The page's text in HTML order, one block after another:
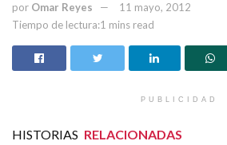
por Omar Reyes
11 mayo, 2012
Tiempo de lectura:1 mins read
PUBLICIDAD
HISTORIAS RELACIONADAS